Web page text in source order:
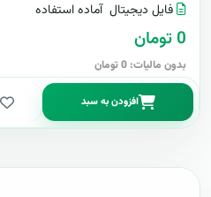
فایل دیجیتال آماده استفاده
0 تومان
بدون مالیات: 0 تومان
افزودن به سبد